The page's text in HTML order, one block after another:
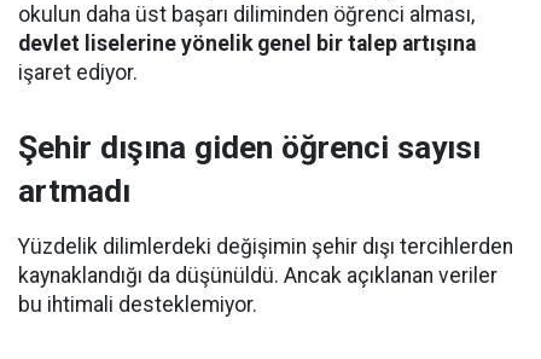
okulun daha üst başarı diliminden öğrenci alması,
devlet liselerine yönelik genel bir talep artışına
işaret ediyor.
Şehir dışına giden öğrenci sayısı
artmadı
Yüzdelik dilimlerdeki değişimin şehir dışı tercihlerden
kaynaklandığı da düşünüldü. Ancak açıklanan veriler
bu ihtimali desteklemiyor.